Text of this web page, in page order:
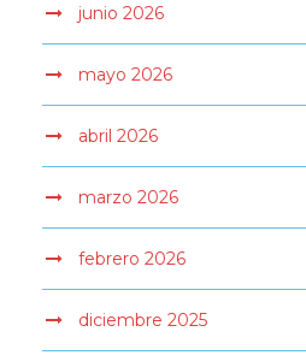
junio 2026
mayo 2026
abril 2026
marzo 2026
febrero 2026
diciembre 2025